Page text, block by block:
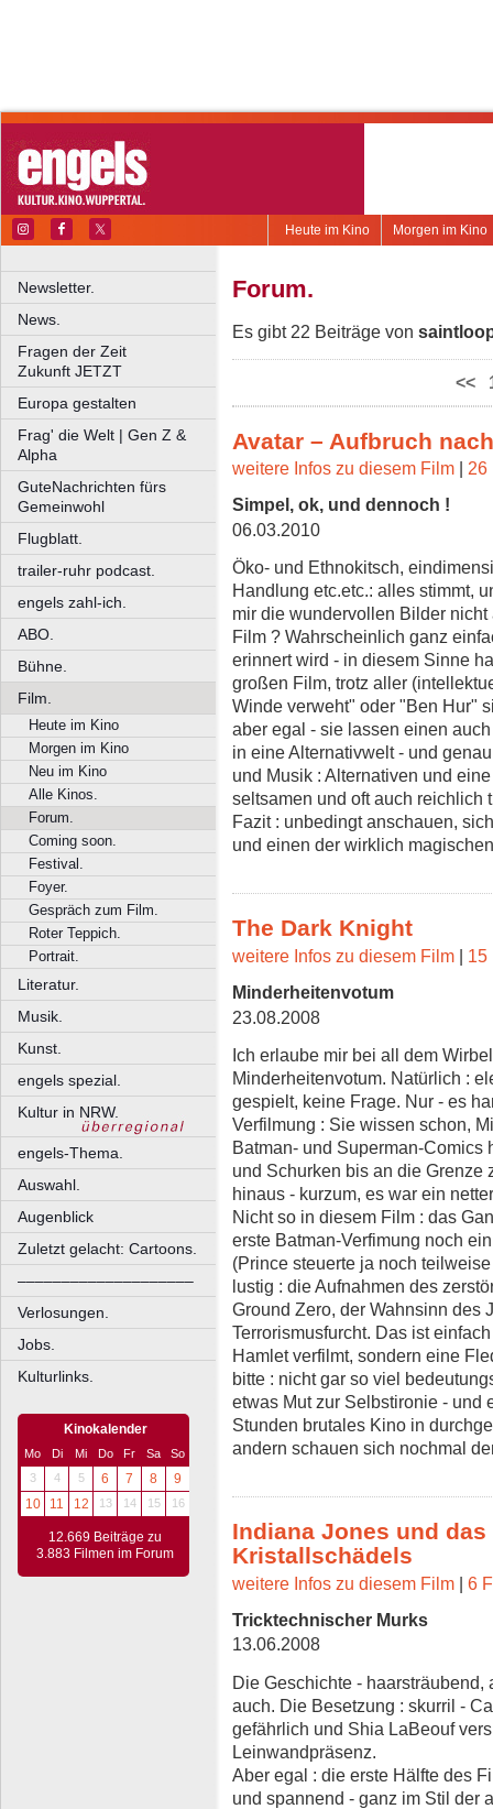
Morgen im Kino
Heute im Kino
Newsletter.
News.
Fragen der Zeit
Zukunft JETZT
Europa gestalten
Frag' die Welt | Gen Z &
Alpha
GuteNachrichten fürs
Gemeinwohl
Flugblatt.
trailer-ruhr podcast.
engels zahl-ich.
ABO.
Bühne.
Film.
Heute im Kino
Morgen im Kino
Neu im Kino
Alle Kinos.
Forum.
Coming soon.
Festival.
Foyer.
Gespräch zum Film.
Roter Teppich.
Portrait.
Literatur.
Musik.
Kunst.
engels spezial.
Kultur in NRW.
engels-Thema.
Auswahl.
Augenblick
Zuletzt gelacht: Cartoons.
––––––––––––––––––––
Verlosungen.
Jobs.
Kulturlinks.
Kinokalender
Mo Di Mi Do Fr Sa
So
3
4 5 6 7 8
9
10
11 12 13 14 15 16
12.669 Beiträge zu
3.883 Filmen im Forum
Forum.
Es gibt 22 Beiträge von
<<
Avatar – Aufbruch
weitere Infos zu diesem Film | 26
Simpel, ok, und dennoch !
06.03.2010
Öko- und Ethnokitsch,
Handlung etc.etc.: alles stimmt,
mir die wundervollen Bilder
Film ? Wahrscheinlich ganz
erinnert wird - in diesem Sinne
großen Film, trotz aller
Winde verweht" oder "Ben Hur"
aber egal - sie lassen einen
in eine Alternativwelt - und
und Musik : Alternativen und
seltsamen und oft auch reichlich
Fazit : unbedingt anschauen,
und einen der wirklich
The Dark Knight
weitere Infos zu diesem Film | 15
Minderheitenvotum
23.08.2008
Ich erlaube mir bei all dem
Minderheitenvotum. Natürlich :
gespielt, keine Frage. Nur - es
Verfilmung : Sie wissen schon,
Batman- und Superman-Comics
und Schurken bis an die Grenze
hinaus - kurzum, es war ein
Nicht so in diesem Film : das
erste Batman-Verfimung noch
(Prince steuerte ja noch
lustig : die Aufnahmen des
Ground Zero, der Wahnsinn des
Terrorismusfurcht. Das ist
Hamlet verfilmt, sondern eine
bitte : nicht gar so viel
etwas Mut zur Selbstironie - und
Stunden brutales Kino in
andern schauen sich nochmal
Indiana Jones und
Kristallschädels
weitere Infos zu diesem Film | 6
Tricktechnischer Murks
13.06.2008
Die Geschichte -
auch. Die Besetzung : skurril -
gefährlich und Shia LaBeouf
Leinwandpräsenz.
Aber egal : die erste Hälfte des
und spannend - ganz im Stil der